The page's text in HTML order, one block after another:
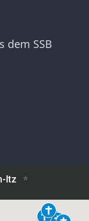
dem SSB